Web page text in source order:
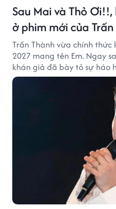
Sau Mai và Thỏ
ở phim mới của Trấn
Trấn Thành vừa chính
2027 mang tên Em. Ngay
khán giả đã bày tỏ sự háo
vào bộ phim mới của Trấn